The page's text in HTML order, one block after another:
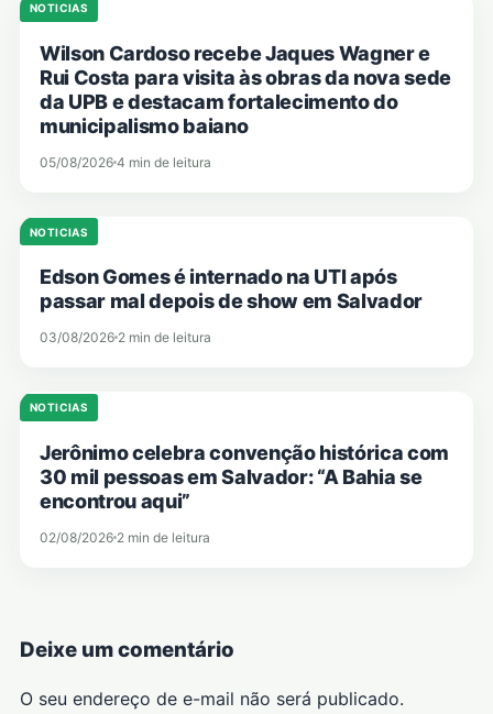
NOTICIAS
Wilson Cardoso recebe Jaques Wagner e
Rui Costa para visita às obras da nova sede
da UPB e destacam fortalecimento do
municipalismo baiano
05/08/2026 4 min de leitura
NOTICIAS
Edson Gomes é internado na UTI após
passar mal depois de show em Salvador
03/08/2026 2 min de leitura
NOTICIAS
Jerônimo celebra convenção histórica com
30 mil pessoas em Salvador: “A Bahia se
encontrou aqui”
02/08/2026 2 min de leitura
Deixe um comentário
O seu endereço de e-mail não será publicado.